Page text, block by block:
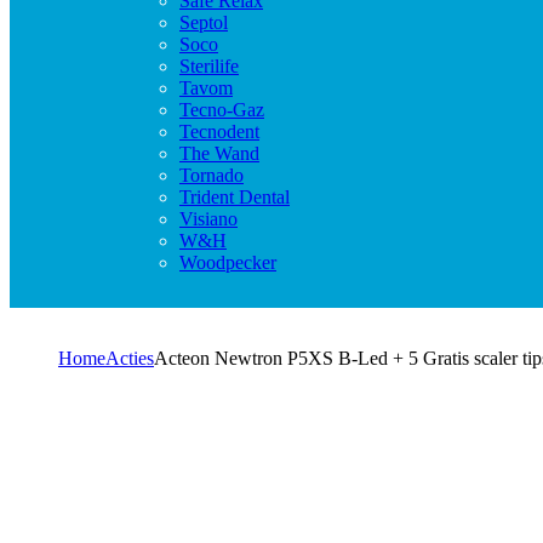
Septol
Soco
Sterilife
Tavom
Tecno-Gaz
Tecnodent
The Wand
Tornado
Trident Dental
Visiano
W&H
Woodpecker
HomeActiesActeon Newtron P5XS B-Led + 5 Gratis scaler